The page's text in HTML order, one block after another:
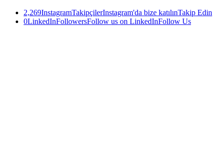
2,269InstagramTakipçilerInstagram'da bize katılınTakip Edin
0LinkedInFollowersFollow us on LinkedInFollow Us